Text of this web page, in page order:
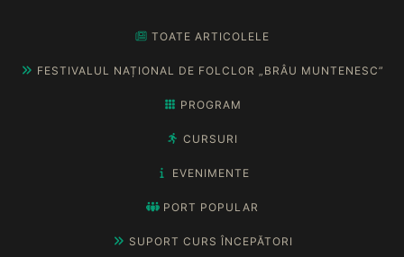
TOATE ARTICOLELE
FESTIVALUL NAȚIONAL DE FOLCLOR „BRÂU MUNTENESC”
PROGRAM
CURSURI
EVENIMENTE
PORT POPULAR
SUPORT CURS ÎNCEPĂTORI